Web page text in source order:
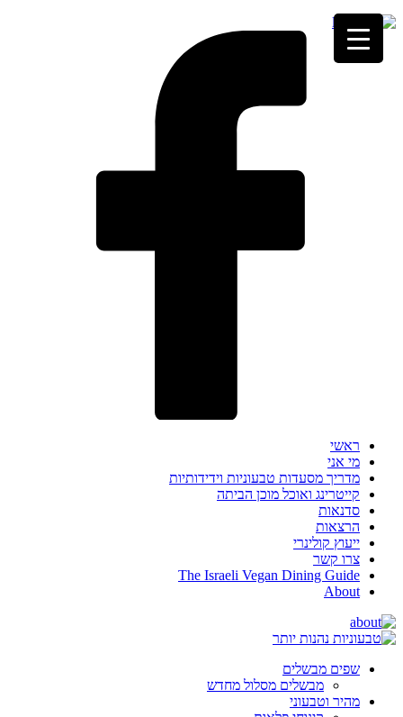
ראשי
מי אני
מדריך מסעדות טבעוניות וידידותיות
קייטרינג ואוכל מוכן הביתה
סדנאות
הרצאות
ייעוץ קולינרי
צרו קשר
The Israeli Vegan Dining Guide
About
שפים מבשלים
מבשלים מסלול מחדש
מהיר וטבעוני